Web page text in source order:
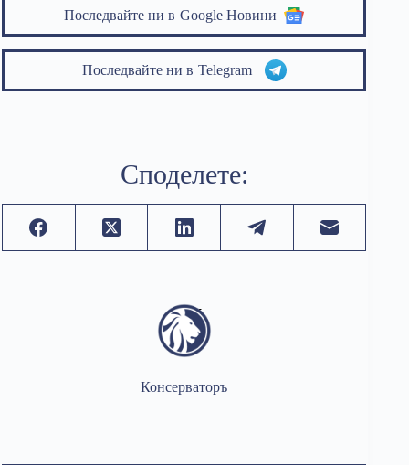
Последвайте ни в Google Новини
Последвайте ни в Telegram
Споделете:
Консерваторъ